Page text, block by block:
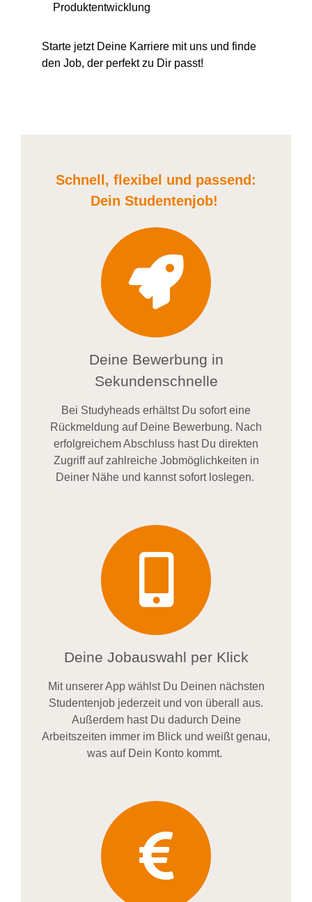
Produktentwicklung
Starte jetzt Deine Karriere mit uns und finde
den Job, der perfekt zu Dir passt!
Schnell, flexibel und passend:
Dein Studentenjob!
Deine Bewerbung in
Sekundenschnelle
Bei Studyheads erhältst Du sofort eine
Rückmeldung auf Deine Bewerbung. Nach
erfolgreichem Abschluss hast Du direkten
Zugriff auf zahlreiche Jobmöglichkeiten in
Deiner Nähe und kannst sofort loslegen.
Deine Jobauswahl per Klick
Mit unserer App wählst Du Deinen nächsten
Studentenjob jederzeit und von überall aus.
Außerdem hast Du dadurch Deine
Arbeitszeiten immer im Blick und weißtgenau,
was auf Dein Konto kommt.